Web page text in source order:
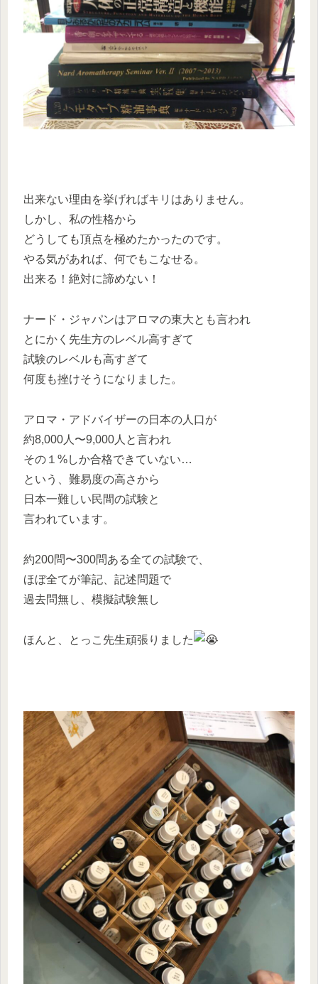
出来ない理由を挙げればキリはありません。
しかし、私の性格から
どうしても頂点を極めたかったのです。
やる気があれば、何でもこなせる。
出来る！絶対に諦めない！
ナード・ジャパンはアロマの東大とも言われ
とにかく先生方のレベル高すぎて
試験のレベルも高すぎて
何度も挫けそうになりました。
アロマ・アドバイザーの日本の人口が
約8,000人〜9,000人と言われ
その１%しか合格できていない…
という、難易度の高さから
日本一難しい民間の試験と
言われています。
約200問〜300問ある全ての試験で、
ほぼ全てが筆記、記述問題で
過去問無し、模擬試験無し
ほんと、とっこ先生頑張りました